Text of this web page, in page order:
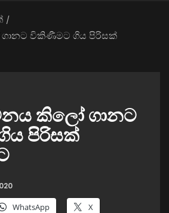
විකිණීමට ගිය පිරිසක්
කිලෝ ගානට
පිරිසක්
WhatsApp X